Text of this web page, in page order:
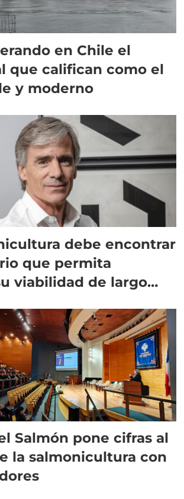
en Chile el
que califican como el
y moderno
debe encontrar
que permita
viabilidad de largo
Salmón pone cifras al
la salmonicultura con